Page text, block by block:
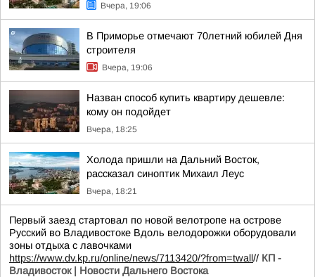
Вчера, 19:06
В Приморье отмечают 70летний юбилей Дня
строителя
Вчера, 19:06
Назван способ купить квартиру дешевле:
кому он подойдет
Вчера, 18:25
Холода пришли на Дальний Восток,
рассказал синоптик Михаил Леус
Вчера, 18:21
Первый заезд стартовал по новой велотропе на острове
Русский во Владивостоке Вдоль велодорожки оборудовали
зоны отдыха с лавочками
https://www.dv.kp.ru/online/news/7113420/?from=twall// КП -
Владивосток | Новости Дальнего Востока